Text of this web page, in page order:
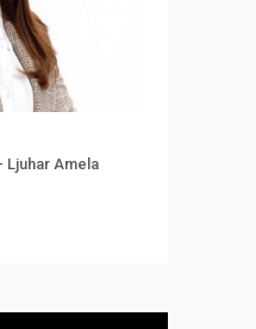
Ljuhar Amela